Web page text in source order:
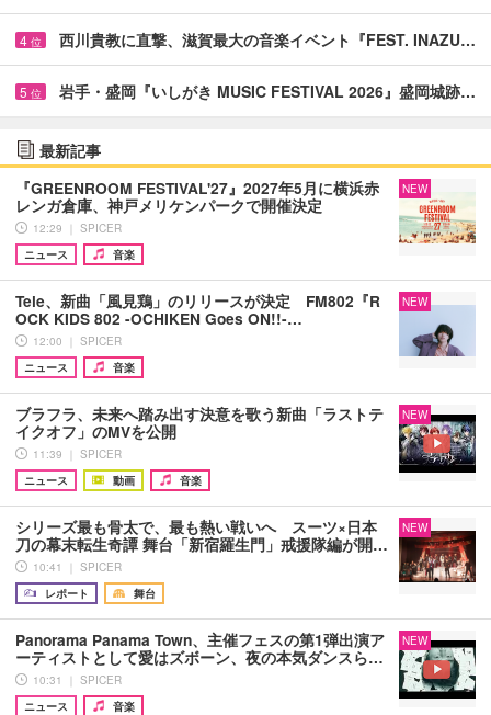
4 位 西川貴教に直撃、滋賀最大の音楽イベント『FEST. INAZU…
5 位 岩手・盛岡『いしがき MUSIC FESTIVAL 2026』盛岡城跡…
最新記事
『GREENROOM FESTIVAL'27』2027年5月に横浜赤
レンガ倉庫、神戸メリケンパークで開催決定
12:29 ｜ SPICER
ニュース
音楽
NEW
Tele、新曲「風見鶏」のリリースが決定 FM802『R
OCK KIDS 802 -OCHIKEN Goes ON!!-…
12:00 ｜ SPICER
ニュース
音楽
NEW
ブラフラ、未来へ踏み出す決意を歌う新曲「ラストテ
イクオフ」のMVを公開
11:39 ｜ SPICER
ニュース
動画 音楽
NEW
シリーズ最も骨太で、最も熱い戦いへ スーツ×日本
刀の幕末転生奇譚 舞台「新宿羅生門」戒援隊編が開…
10:41 ｜ SPICER
レポート
舞台
NEW
Panorama Panama Town、主催フェスの第1弾出演ア
ーティストとして愛はズボーン、夜の本気ダンスら…
10:31 ｜ SPICER
ニュース
音楽
NEW